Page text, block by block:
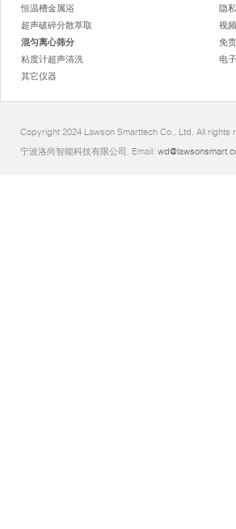
恒温槽金属浴
超声破碎分散萃取
混匀离心筛分
粘度计超声清洗
其它仪器
隐私
视频
免
电
Copyright 2024 Lawson Smarttech Co., Ltd. All rights
宁波洛尚智能科技有限公司. Email: